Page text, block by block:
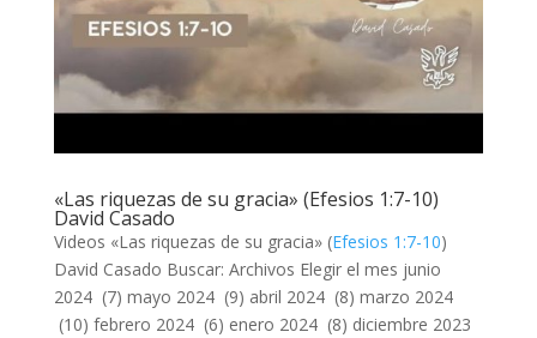
«Las riquezas de su gracia» (Efesios 1:7-10)
David Casado
Videos «Las riquezas de su gracia» (Efesios 1:7-10)
David Casado Buscar: Archivos Elegir el mes junio
2024 (7) mayo 2024 (9) abril 2024 (8) marzo 2024
(10) febrero 2024 (6) enero 2024 (8) diciembre 2023